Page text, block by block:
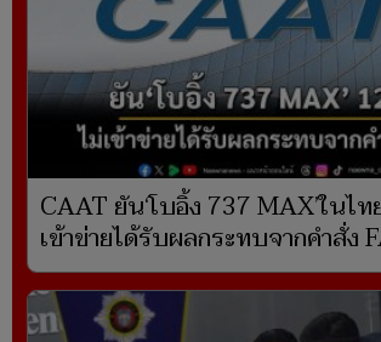
CAAT ยัน‘โบอิ้ง 737 MAX’ในไ
เข้าข่ายได้รับผลกระทบจากคำสั่ง